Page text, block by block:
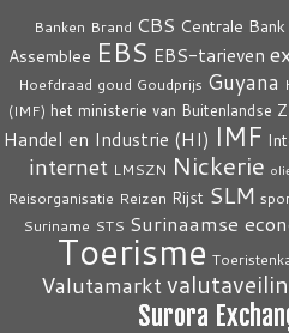
Banken Brand CBS Centrale
Assemblee EBS EBS-tarieven
Hoefdraad goud Goudprijs Guyana
(IMF) het ministerie van Buitenlandse
Handel en Industrie (HI) IMF
internet LMSZN Nickerie
Reisorganisatie Reizen Rijst SLM
Suriname STS Surinaamse
Toerisme
Valutamarkt
Surora